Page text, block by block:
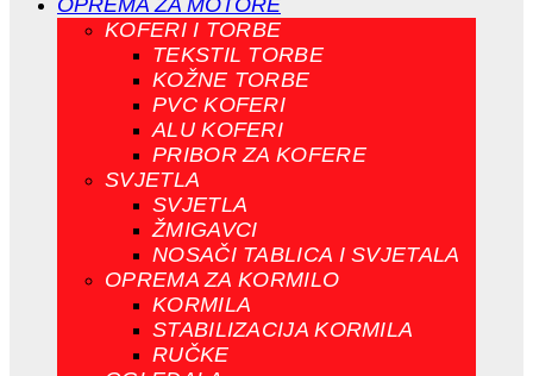
OPREMA ZA MOTORE
KOFERI I TORBE
TEKSTIL TORBE
KOŽNE TORBE
PVC KOFERI
ALU KOFERI
PRIBOR ZA KOFERE
SVJETLA
SVJETLA
ŽMIGAVCI
NOSAČI TABLICA I SVJETALA
OPREMA ZA KORMILO
KORMILA
STABILIZACIJA KORMILA
RUČKE